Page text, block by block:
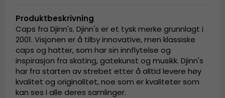
Produktbeskrivning
Caps fra Djinn's. Djinn's er et tysk merke grunnlagt i
2001. Visjonen er å tilby innovative, men klassiske
caps og hatter, som har sin innflytelse og
inspirasjon fra skating, gatekunst og musikk. Djinn's
har fra starten av strebet etter å alltid levere høy
kvalitet og originalitet, noe som er kvaliteter som
kan ses i alle deres samlinger.